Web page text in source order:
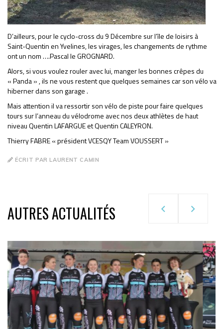
D’ailleurs, pour le cyclo-cross du 9 Décembre sur l’île de loisirs à
Saint-Quentin en Yvelines, les virages, les changements de rythme
ont un nom ….Pascal le GROGNARD.
Alors, si vous voulez rouler avec lui, manger les bonnes crêpes du
« Panda » , ils ne vous restent que quelques semaines car son vélo va
hiberner dans son garage .
Mais attention il va ressortir son vélo de piste pour faire quelques
tours sur l’anneau du vélodrome avec nos deux athlètes de haut
niveau Quentin LAFARGUE et Quentin CALEYRON.
Thierry FABRE « président VCESQY Team VOUSSERT »
ÉCRIT PAR LAURENT CAMIN
AUTRES ACTUALITÉS